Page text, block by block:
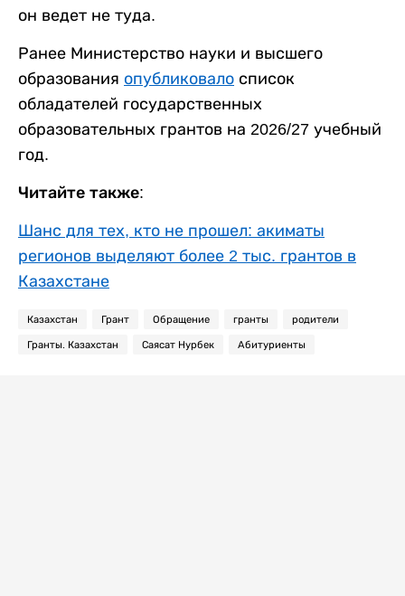
он ведет не туда.
Ранее Министерство науки и высшего
образования опубликовало список
обладателей государственных
образовательных грантов на 2026/27 учебный
год.
Читайте также:
Шанс для тех, кто не прошел: акиматы
регионов выделяют более 2 тыс. грантов в
Казахстане
Казахстан Грант Обращение гранты родители
Гранты. Казахстан Саясат Нурбек Абитуриенты